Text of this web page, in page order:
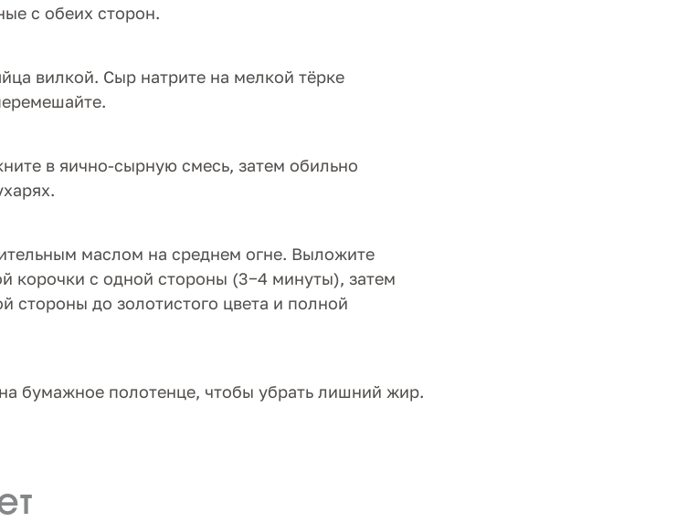
с обеих сторон.
вилкой. Сыр натрите на мелкой тёрке
в яично-сырную смесь, затем обильно
маслом на среднем огне. Выложите
корочки с одной стороны (3−4 минуты), затем
стороны до золотистого цвета и полной
бумажное полотенце, чтобы убрать лишний жир.